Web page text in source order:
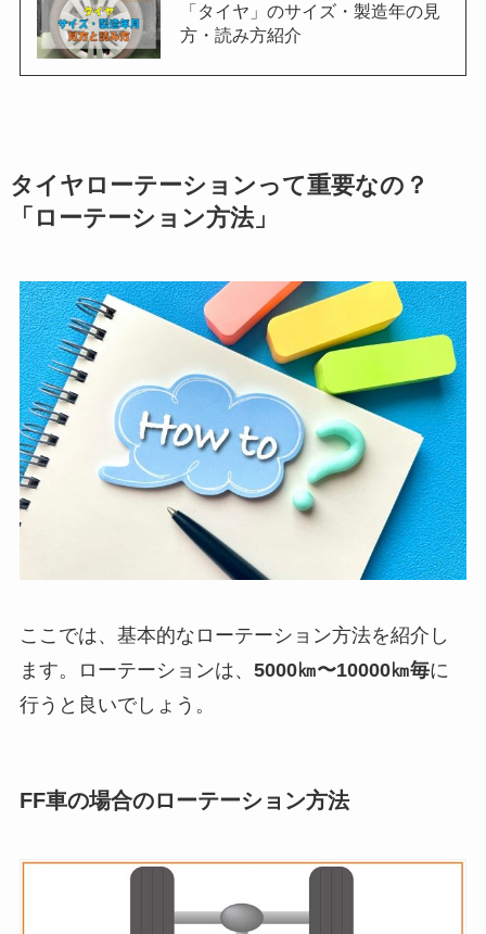
「タイヤ」のサイズ・製造年の見
方・読み方紹介
タイヤローテーションって重要なの？
「ローテーション方法」
ここでは、基本的なローテーション方法を紹介し
ます。ローテーションは、 5000㎞〜10000㎞毎に
行うと良いでしょう。
FF車の場合のローテーション方法